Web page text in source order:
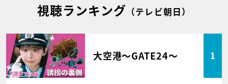
視聴ランキング （テレビ朝日）
大空港～GATE24～ 1